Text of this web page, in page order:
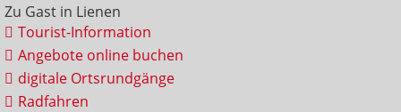
Zu Gast in Lienen
Tourist-Information
Angebote online buchen
digitale Ortsrundgänge
Radfahren